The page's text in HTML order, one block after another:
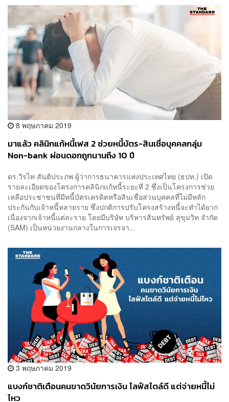
8 พฤษภาคม 2019
มาแล้ว คลินิกแก้หนี้เฟส 2 ช่วยหนี้บัตร-สินเชื่อบุคคลกลุ่ม
Non-bank ผ่อนดอกถูกนานถึง 10 ปี
ดร.วิรไท สันติประภพ ผู้ว่าการธนาคารแห่งประเทศไทย (ธปท.) เปิด
รายละเอียดของโครงการคลินิกแก้หนี้ระยะที่ 2 ซึ่งเป็นโครงการช่วย
เหลือประชาชนที่มีหนี้บัตรเครดิตหรือสินเชื่อส่วนบุคคลที่ไม่มีหลัก
ประกันกับเจ้าหนี้หลายราย ซึ่งปกติการปรับโครงสร้างหนี้จะทำได้ยาก
เนื่องจากเจ้าหนี้แต่ละราย โดยมีบริษัท บริหารสินทรัพย์ สุขุมวิท จำกัด
(SAM) เป็นหน่วยงานกลางในการเจรจา...
3 พฤษภาคม 2019
แบงก์ชาติเตือนคนขาดวินัยการเงิน ไลฟ์สไตล์ดี แต่จ่ายหนี้ไม่
ไหว